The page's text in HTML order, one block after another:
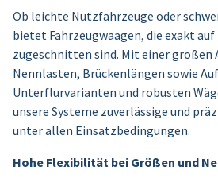
Ob leichte Nutzfahrzeuge oder
bietet Fahrzeugwaagen, die exakt
zugeschnitten sind. Mit einer großen
Nennlasten, Brückenlängen sowie
Unterflurvarianten und robusten
unsere Systeme zuverlässige und
unter allen Einsatzbedingungen.
Hohe Flexibilität bei Größen und